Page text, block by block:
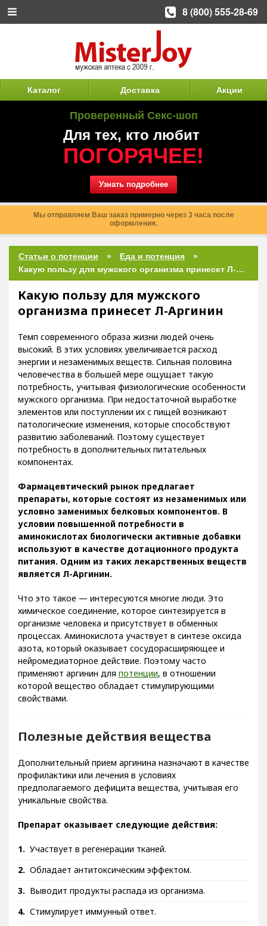
Каталог Доставка Акции
Проверенный Секс-шоп
Для тех, кто любит
ПОГОРЯЧЕЕ!
Узнать подробнее
Мы отправляем Ваш заказ примерно через 3 часа после
оформления.
Статьи о потенции
Еда и потенция
Какую пользу для мужского организма принесет Л-Аргинин
Какую пользу для мужского
организма принесет Л-Аргинин
Темп современного образа жизни людей очень
высокий. В этих условиях увеличивается расход
энергии и незаменимых веществ. Сильная половина
человечества в большей мере ощущает такую
потребность, учитывая физиологические особенности
мужского организма. При недостаточной выработке
элементов или поступлении их с пищей возникают
патологические изменения, которые способствуют
развитию заболеваний. Поэтому существует
потребность в дополнительных питательных
компонентах.
Фармацевтический рынок предлагает
препараты, которые состоят из незаменимых или
условно заменимых белковых компонентов. В
условии повышенной потребности в
аминокислотах биологически активные добавки
используют в качестве дотационного продукта
питания. Одним из таких лекарственных веществ
является Л-Аргинин.
Что это такое — интересуются многие люди. Это
химическое соединение, которое синтезируется в
организме человека и присутствует в обменных
процессах. Аминокислота участвует в синтезе оксида
азота, который оказывает сосудорасширяющее и
нейромедиаторное действие. Поэтому часто
применяют аргинин для потенции, в отношении
которой вещество обладает стимулирующими
свойствами.
Полезные действия вещества
Дополнительный прием аргинина назначают в качестве
профилактики или лечения в условиях
предполагаемого дефицита вещества, учитывая его
уникальные свойства.
Препарат оказывает следующие действия:
Участвует в регенерации тканей.
Обладает антитоксическим эффектом.
Выводит продукты распада из организма.
Стимулирует иммунный ответ.
8 (800) 555-28-69